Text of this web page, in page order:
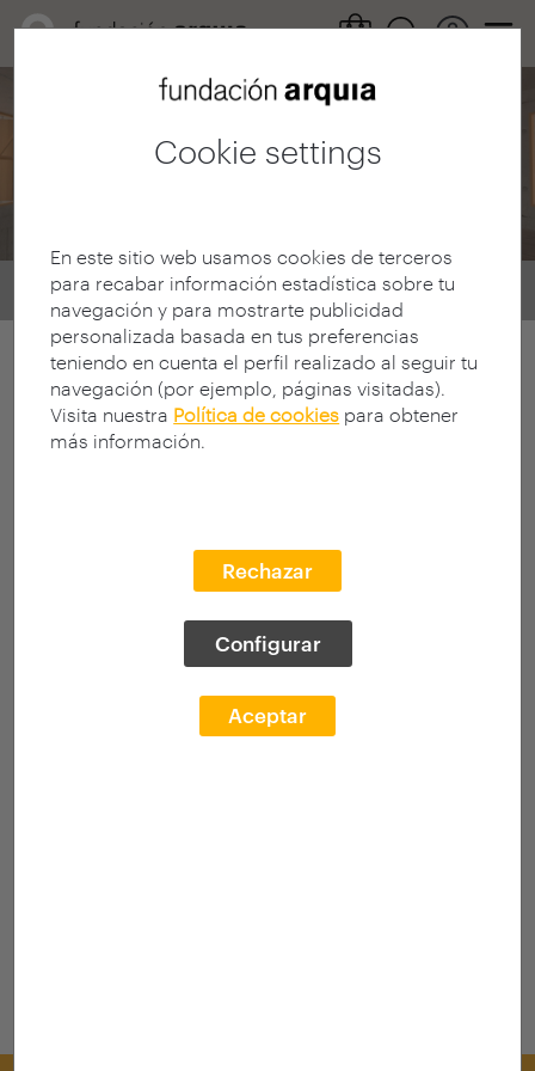
Cookie settings
En este sitio web usamos cookies de terceros
para recabar información estadística sobre tu
navegación y para mostrarte publicidad
personalizada basada en tus preferencias
teniendo en cuenta el perfil realizado al seguir tu
navegación (por ejemplo, páginas visitadas).
Visita nuestra Política de cookies para obtener
más información.
Rechazar
Configurar
Aceptar
News on Grants
Home Convocatorias Becas news
< Select filters